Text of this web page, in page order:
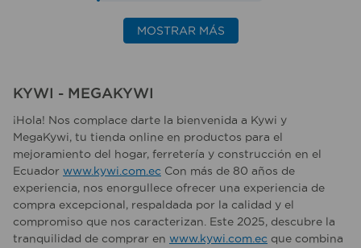
MOSTRAR MÁS
KYWI - MEGAKYWI
¡Hola! Nos complace darte la bienvenida a Kywi y
MegaKywi, tu tienda online en productos para el
mejoramiento del hogar, ferretería y construcción en el
Ecuador www.kywi.com.ec Con más de 80 años de
experiencia, nos enorgullece ofrecer una experiencia de
compra excepcional, respaldada por la calidad y el
compromiso que nos caracterizan. Este 2025, descubre la
tranquilidad de comprar en www.kywi.com.ec que combina